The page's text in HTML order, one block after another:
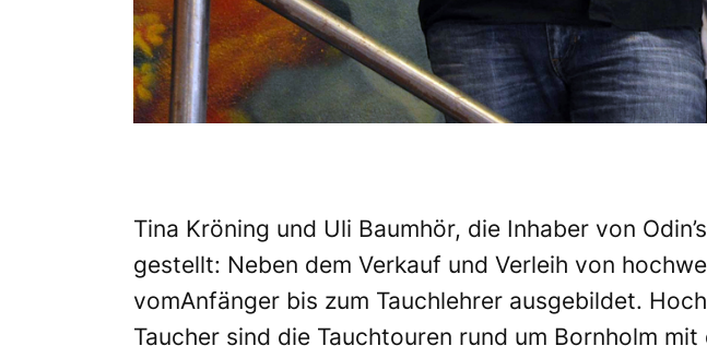
Tina Kröning und Uli Baumhör, die Inhaber von
gestellt: Neben dem Verkauf und Verleih von
vomAnfänger bis zum Tauchlehrer ausgebildet.
Taucher sind die Tauchtouren rund um Bornholm